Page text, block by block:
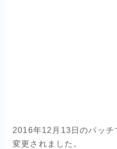
2016年12月13日のパッチ
変更されました。